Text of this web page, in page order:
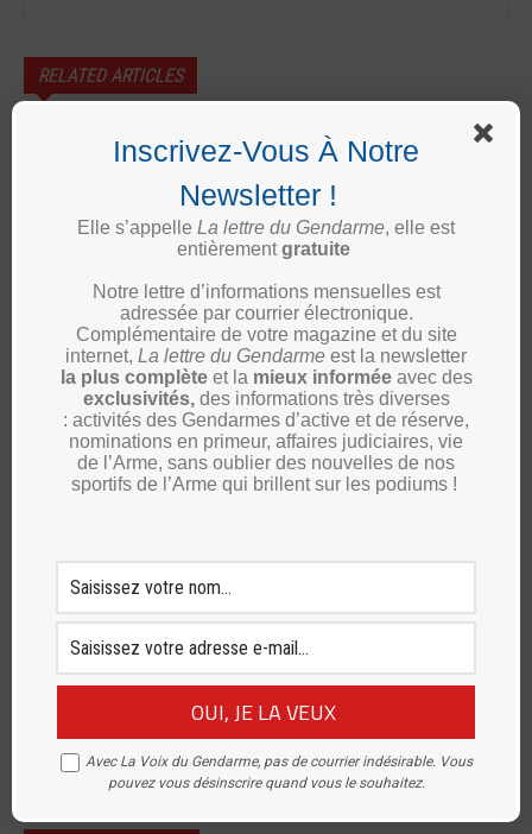
RELATED ARTICLES
Maine-et-Loire : une nouvelle stèle
pour transmettre la mémoire des
UNPRG
l’UNPRG de Maine-et-Loire présente
sur l’ensemble du territoire
UNPRG
Landes : changement à la tête de la
présidence de l’union départementale
40
Inscrivez vous à notre newsletter
Inscrivez-Vous À Notre
Newsletter !
Elle s’appelle La lettre du Gendarme, elle est
entièrementgratuite
Notre lettre d’informations mensuelles est
adressée par courrier électronique.
Complémentaire de votre magazine et du site
internet, La lettre du Gendarme est la newsletter
la plus complète et la mieux informéeavec des
exclusivités, des informations très diverses
: activités des Gendarmes d’active et de réserve,
nominations en primeur, affaires judiciaires, vie
de l’Arme, sans oublier des nouvelles de nos
sportifs de l’Arme qui brillent sur les podiums !
Avec La Voix du Gendarme, pas de courrier indésirable. Vous
pouvez vous désinscrire quand vous le souhaitez.